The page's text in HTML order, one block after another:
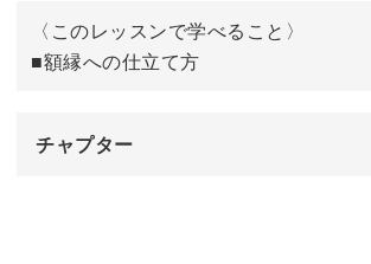
〈このレッスンで学べること〉
■額縁への仕立て方
チャプター